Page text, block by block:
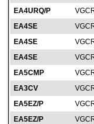
EA4URQ/P
EA4SE
EA4SE
EA4SE
EA5CMP
EA3CV
EA5EZ/P
EA5EZ/P